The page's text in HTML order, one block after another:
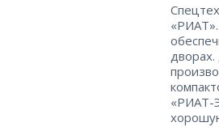
«РИАТ-